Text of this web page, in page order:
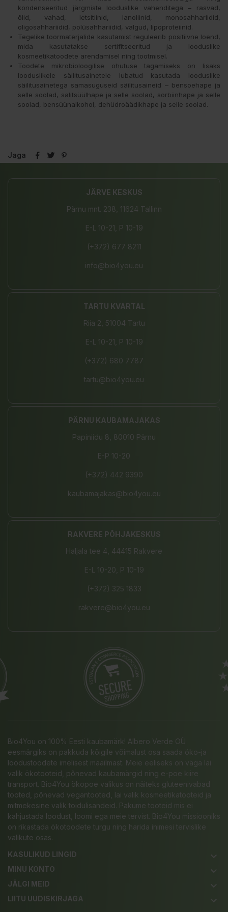
kondenseeritud järgmiste looduslike vahenditega – rasvad,
õlid, vahad, letsitiinid, lanoliinid, monosahhariidid,
oligosahhariidid, polüsahhariidid, valgud, lipoproteiinid.
Tegelike toormaterjalide kasutamist reguleerib positiivne loend,
mida kasutatakse sertifitseeritud ja looduslike
kosmeetikatoodete arendamisel ning tootmisel.
Toodete mikrobioloogilise ohutuse tagamiseks on lisaks
looduslikele säilitusainetele lubatud kasutada looduslike
säilitusainetega samasuguseid säilitusaineid – bensoehape ja
selle soolad, salitsüülhape ja selle soolad, sorbiinhape ja selle
soolad, bensüünalkohol, dehüdroäädikhape ja selle soolad.
Jaga
JÄRVE KESKUS
Pärnu mnt. 238, 11624 Tallinn
E-L 10-21, P 10-19
(+372) 677 8211
info@bio4you.eu
TARTU KVARTAL
Riia 2, 51004 Tartu
E-L 10-21, P 10-19
(+372) 680 7787
tartu@bio4you.eu
PÄRNU KAUBAMAJAKAS
Papiniidu 8, 80010 Pärnu
E-P 10-20
(+372) 442 9390
kaubamajakas@bio4you.eu
RAKVERE PÕHJAKESKUS
Haljala tee 4, 44415 Rakvere
E-L 10-20, P 10-19
(+372) 325 1833
rakvere@bio4you.eu
Bio4You on 100% Eesti kaubamärk! Albero Verde OÜ
eesmärgiks on pakkuda kõigile võimalust osa saada öko-ja
loodustoodete imelisest maailmast. Meie eeliseks on väga lai
valik ökotooteid, põnevad kaubamärgid ning e-poe kiire
transport. Bio4You ökopoe valikus on näiteks gluteenivabad
tooted, põnevad vegantooted, lai valik kosmeetikatooteid ja
mitmekesine valik toidulisandeid. Pakume tooteid mis ei
kahjustada loodust, loomi ega meie tervist. Bio4You missiooniks
on rikastada ökotoodete turgu ning harida inimesi tervislike
valikute osas.
KASULIKUD LINGID
keyboard_arrow_down
MINU KONTO keyboard_arrow_down
JÄLGI MEID keyboard_arrow_down
LIITU UUDISKIRJAGA keyboard_arrow_down